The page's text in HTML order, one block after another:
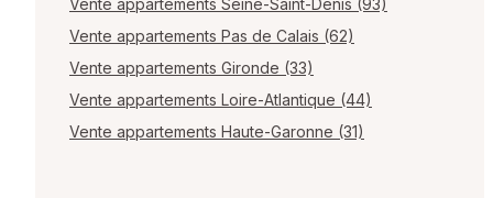
Vente appartements Seine-Saint-Denis (93)
Vente appartements Pas de Calais (62)
Vente appartements Gironde (33)
Vente appartements Loire-Atlantique (44)
Vente appartements Haute-Garonne (31)